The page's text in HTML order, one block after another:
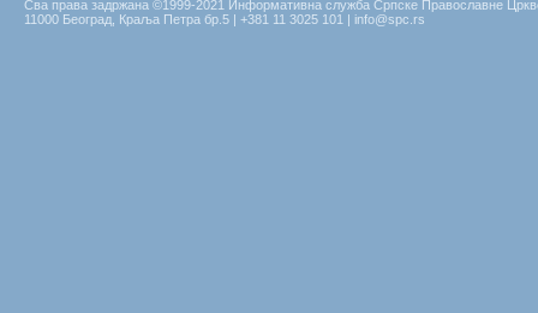
Сва права задржана ©1999-2021 Информативна служба Српске Православне
11000 Београд, Краља Петра бр.5 | +381 11 3025 101 | info@spc.rs